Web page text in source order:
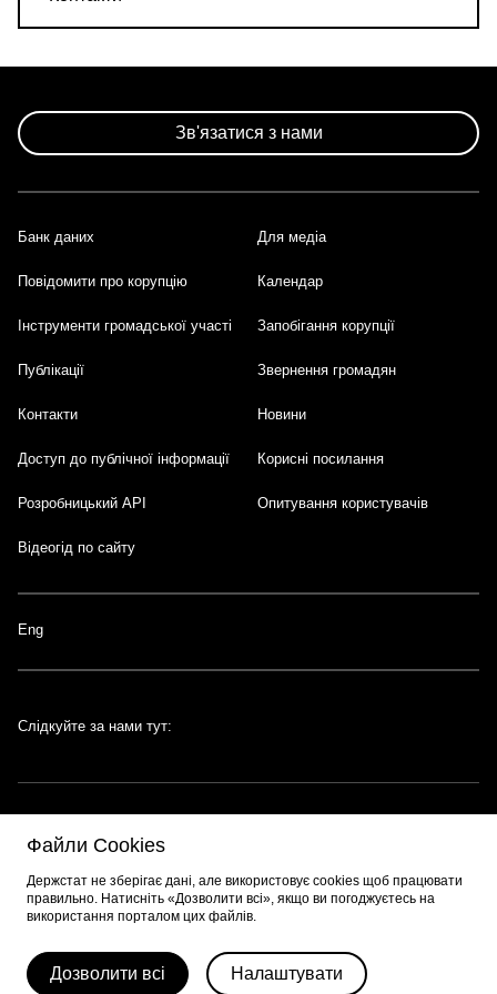
Зв'язатися з нами
Footer
Банк даних Для медіа
Повідомити про корупцію Календар
Інструменти громадської участі Запобігання корупції
Публікації Звернення громадян
Контакти Новини
Доступ до публічної інформації Корисні посилання
Розробницький API Опитування користувачів
Відеогід по сайту
Eng
Портал створено за підтримки швейцарсько-української програми
що реалізуєтьсяФондом Східна Європа. Розробник порталу:EPAM.
© 2026 Весь контент доступний за ліцензією
Слідкуйте за нами тут:
Файли Cookies
Держстат не зберігає дані, але використовує cookies щоб працювати
правильно. Натисніть «Дозволити всі», якщо ви погоджуєтесь на
використання порталом цих файлів.
Дозволити всі Налаштувати